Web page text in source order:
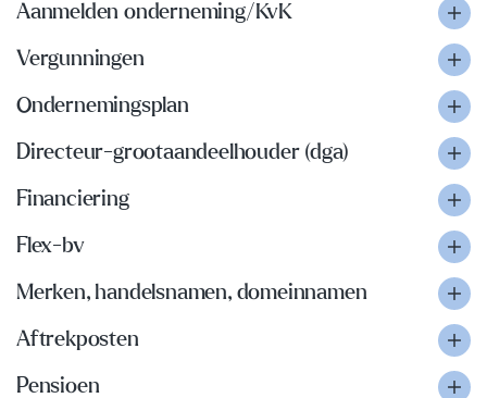
Aanmelden onderneming/KvK
Vergunningen
Ondernemingsplan
Directeur-grootaandeelhouder (dga)
Financiering
Flex-bv
Merken, handelsnamen, domeinnamen
Aftrekposten
Pensioen